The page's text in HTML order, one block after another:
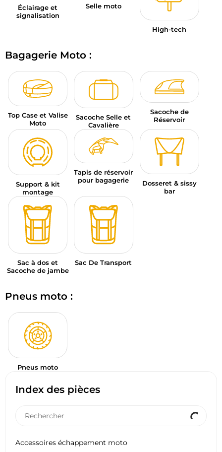
Index des pièces
Accessoires échappement moto
Éclairage et
signalisation
Selle moto
High-tech
Bagagerie Moto :
Top Case et Valise
Moto
Sacoche Selle et
Cavalière
Sacoche de
Réservoir
Support & kit
montage
Tapis de réservoir
pour bagagerie
Dosseret & sissy
bar
Sac à dos et
Sacoche de jambe
Sac De Transport
Pneus moto :
Pneus moto